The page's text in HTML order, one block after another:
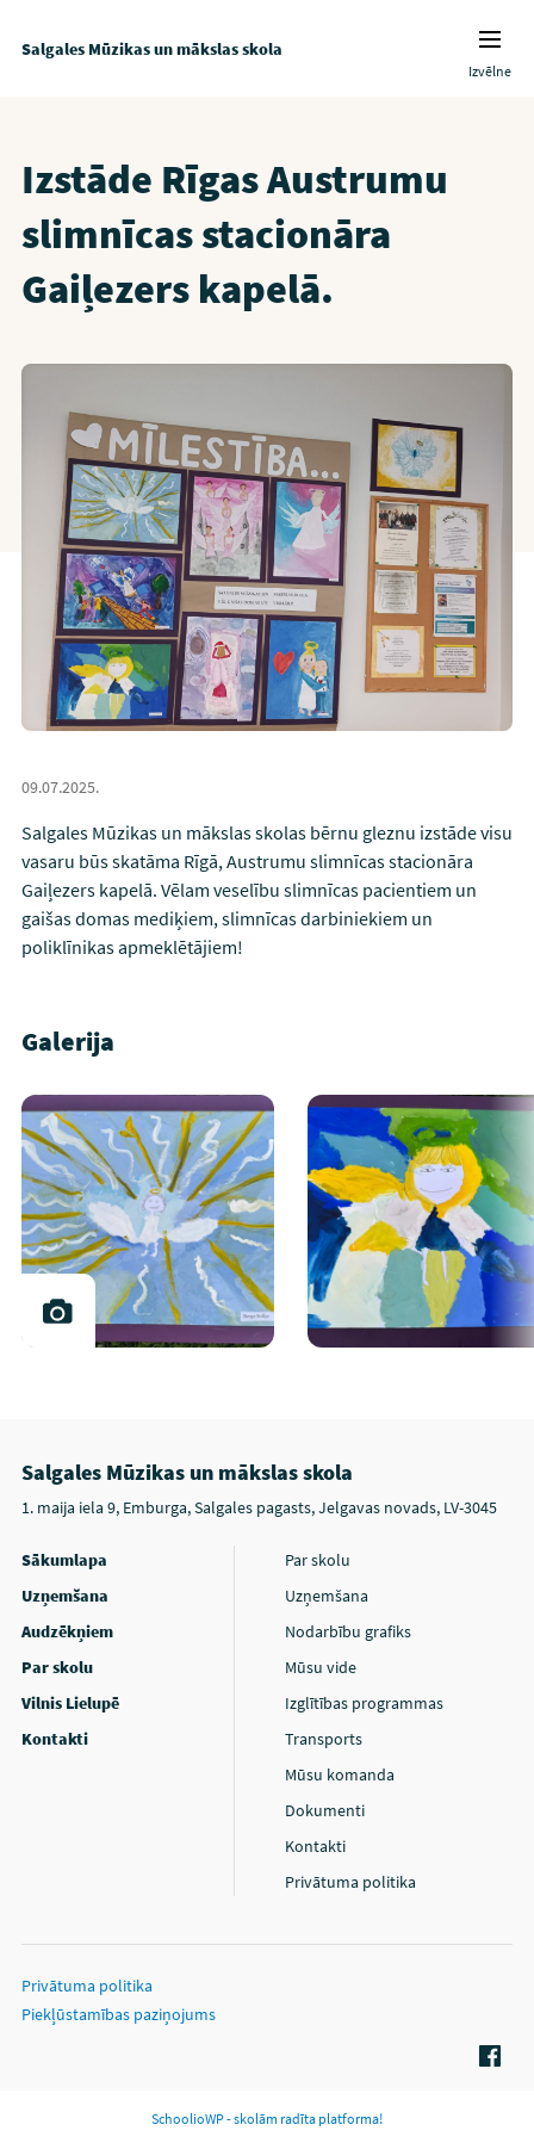
Salgales Mūzikas un mākslas skola
Izvēlne
Izstāde Rīgas Austrumu
slimnīcas stacionāra
Gaiļezers kapelā.
09.07.2025.
Salgales Mūzikas un mākslas skolas bērnu gleznu izstāde visu
vasaru būs skatāma Rīgā, Austrumu slimnīcas stacionāra
Gaiļezers kapelā. Vēlam veselību slimnīcas pacientiem un
gaišas domas mediķiem, slimnīcas darbiniekiem un
poliklīnikas apmeklētājiem!
Galerija
Salgales Mūzikas un mākslas skola
1. maija iela 9, Emburga, Salgales pagasts, Jelgavas novads, LV-3045
Sākumlapa
Uzņemšana
Audzēkņiem
Par skolu
Vilnis Lielupē
Kontakti
Par skolu
Uzņemšana
Nodarbību grafiks
Mūsu vide
Izglītības programmas
Transports
Mūsu komanda
Dokumenti
Kontakti
Privātuma politika
Privātuma politika
Piekļūstamības paziņojums
SchoolioWP - skolām radīta platforma!